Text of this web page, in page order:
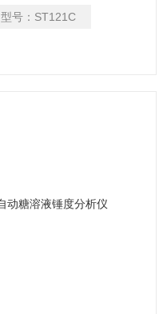
型号： ST121C